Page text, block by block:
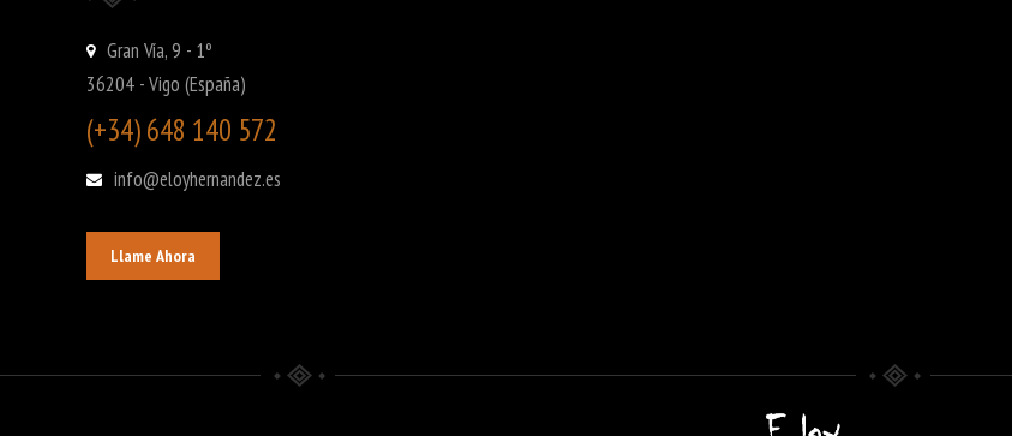
Gran Vía, 9 - 1º
36204 - Vigo (España)
(+34) 648 140 572
info@eloyhernandez.es
Llame Ahora